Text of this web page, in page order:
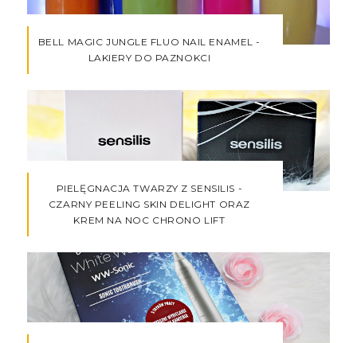
BELL MAGIC JUNGLE FLUO NAIL ENAMEL -
LAKIERY DO PAZNOKCI
PIELĘGNACJA TWARZY Z SENSILIS -
CZARNY PEELING SKIN DELIGHT ORAZ
KREM NA NOC CHRONO LIFT